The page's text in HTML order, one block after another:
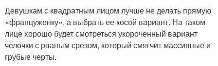
Девушкам с квадратным лицом лучше не делать прямую
«француженку», а выбрать ее косой вариант. На таком
лице хорошо будет смотреться укороченный вариант
челочки с рваным срезом, который смягчит массивные и
грубые черты.